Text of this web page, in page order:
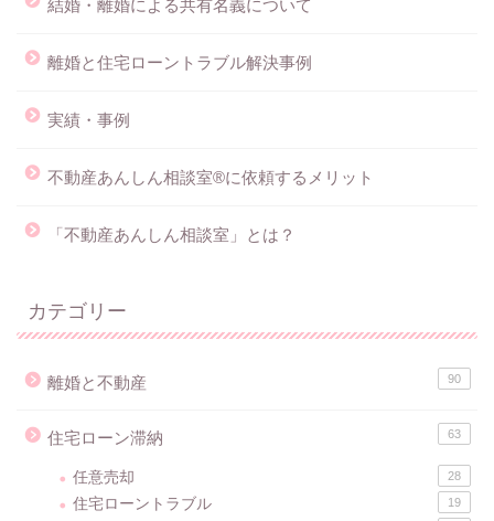
結婚・離婚による共有名義について
離婚と住宅ローントラブル解決事例
実績・事例
不動産あんしん相談室®に依頼するメリット
「不動産あんしん相談室」とは？
カテゴリー
離婚と不動産 90
住宅ローン滞納 63
任意売却 28
住宅ローントラブル 19